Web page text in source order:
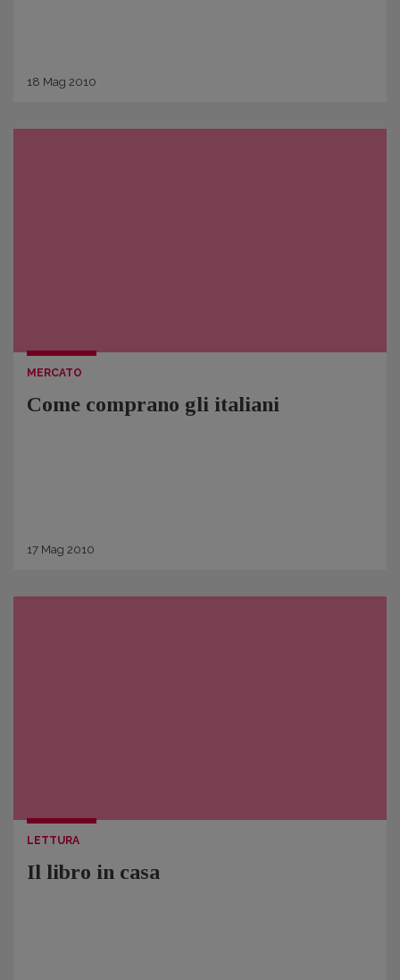
18 Mag 2010
MERCATO
Come comprano gli italiani
17 Mag 2010
LETTURA
Il libro in casa